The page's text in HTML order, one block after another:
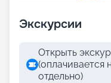
Экскурсии
Открыть
(оплачивается
отдельно)